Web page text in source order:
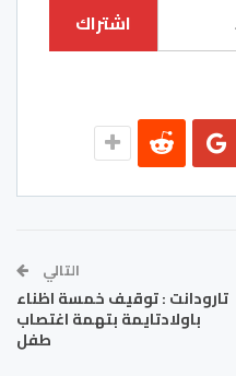
اشتراك
التالي
تارودانت : توقيف خمسة اظناء
باولادتايمة بتهمة اغتصاب
طفل